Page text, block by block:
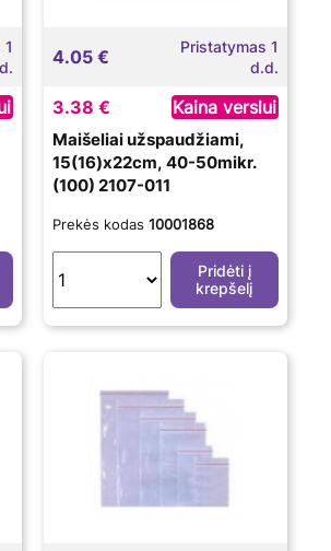
4.05 €
Pristatymas 1
d.d.
3.38 € Kaina verslui
Maišeliai užspaudžiami,
15(16)x22cm, 40-50mikr.
(100) 2107-011
Prekės kodas10001868
Pridėti į
krepšelį